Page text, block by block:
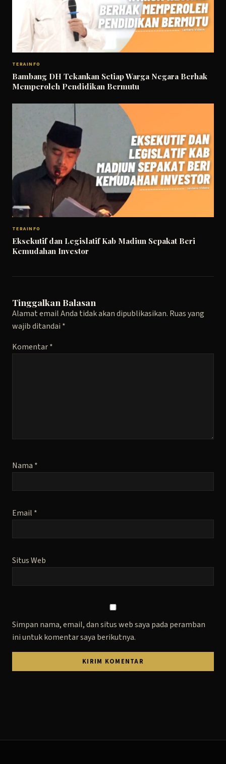
TERAINFO
Bambang DH Tekankan Setiap Warga Negara Berhak
Memperoleh Pendidikan Bermutu
TERAINFO
Eksekutif dan Legislatif Kab Madiun Sepakat Beri
Kemudahan Investor
Tinggalkan Balasan
Alamat email Anda tidak akan dipublikasikan. Ruas yang
wajib ditandai *
Komentar*
Nama *
Email *
Situs Web
Simpan nama, email, dan situs web saya pada peramban
ini untuk komentar saya berikutnya.